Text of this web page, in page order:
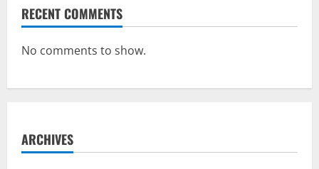
RECENT COMMENTS
No comments to show.
ARCHIVES